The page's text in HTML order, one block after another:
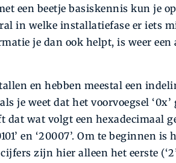
een beetje basiskennis kun je
in welke installatiefase er iets
je dan ook helpt, is weer een
en hebben meestal een
je weet dat het voorvoegsel ‘0x’
dat wat volgt een hexadecimaal
en ‘20007’. Om te beginnen is
zijn hier alleen het eerste